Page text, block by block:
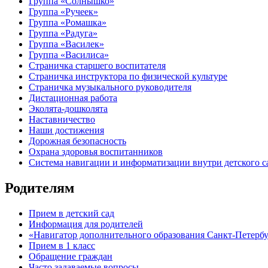
Группа «Ручеек»
Группа «Ромашка»
Группа «Радуга»
Группа «Василек»
Группа «Василиса»
Страничка старшего воспитателя
Страничка инструктора по физической культуре
Страничка музыкального руководителя
Дистационная работа
Эколята-дошколята
Наставничество
Наши достижения
Дорожная безопасность
Охрана здоровья воспитанников
Система навигации и информатизации внутри детского
Родителям
Прием в детский сад
Информация для родителей
«Навигатор дополнительного образования Санкт-
Прием в 1 класс
Обращение граждан